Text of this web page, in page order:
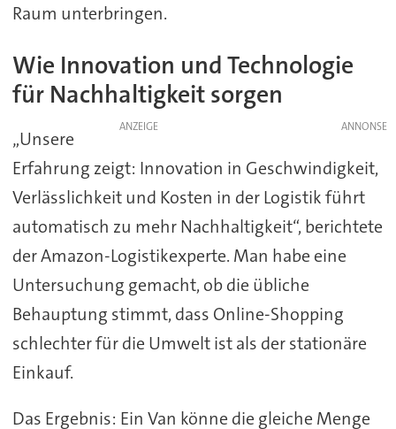
Raum unterbringen.
Wie Innovation und Technologie
für Nachhaltigkeit sorgen
ANZEIGE
„Unsere
Erfahrung zeigt: Innovation in Geschwindigkeit,
Verlässlichkeit und Kosten in der Logistik führt
automatisch zu mehr Nachhaltigkeit“, berichtete
der Amazon-Logistikexperte. Man habe eine
Untersuchung gemacht, ob die übliche
Behauptung stimmt, dass Online-Shopping
schlechter für die Umwelt ist als der stationäre
Einkauf.
Das Ergebnis: Ein Van könne die gleiche Menge